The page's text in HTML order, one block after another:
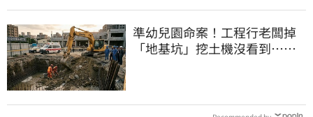
準幼兒園命案！工程行老闆掉
「地基坑」挖土機沒看到…下